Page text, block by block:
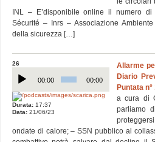
INL – E’disponibile online il numero
Sécurité – Inrs – Associazione
della sicurezza […]
26
Player
00:00 00:00
Durata: 17:37
Data: 21/06/23
Allarme
Diario
Puntata n°
a cura di
parliamo
ondate di calore; – SSN pubblico al